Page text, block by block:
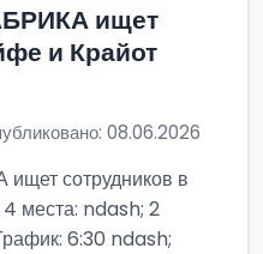
ищет
и Крайот
08.06.2026
сотрудников в
места: ndash; 2
6:30 ndash;